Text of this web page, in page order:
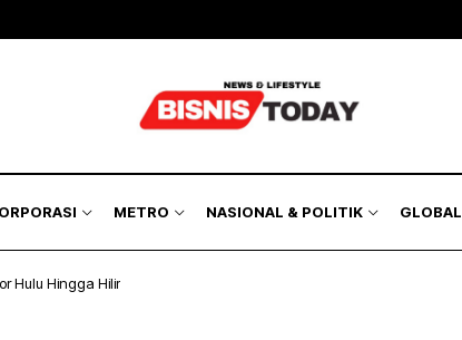
METRO NASIONAL & POLITIK GLOBAL
Hulu Hingga Hilir